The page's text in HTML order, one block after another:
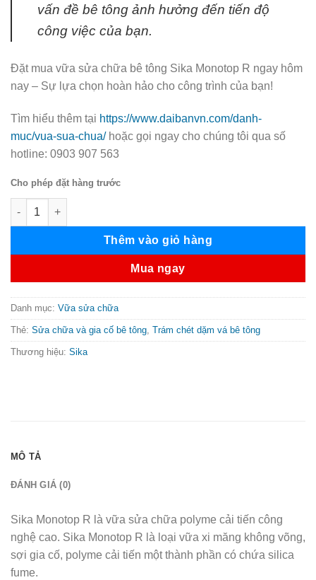
vấn đề bê tông ảnh hưởng đến tiến độ
công việc của bạn.
Đặt mua vữa sửa chữa bê tông Sika Monotop R ngay hôm
nay – Sự lựa chọn hoàn hảo cho công trình của bạn!
Tìm hiểu thêm tại https://www.daibanvn.com/danh-
muc/vua-sua-chua/hoặc gọi ngay cho chúng tôi qua số
hotline: 0903 907 563
Cho phép đặt hàng trước
Sika Monotop R - Vữa sửa chữa dặm vá số lượng
Thêm vào giỏ hàng
Mua ngay
Danh mục: Vữa sửa chữa
Thẻ: Sửa chữa và gia cố bê tông Trám chét dặm vá bê tông
Thương hiệu: Sika
MÔ TẢ
ĐÁNH GIÁ (0)
Sika Monotop R là vữa sửa chữa polyme cải tiến công
nghệ cao. Sika Monotop R là loại vữa xi măng không võng,
sợi gia cố, polyme cải tiến một thành phần có chứa silica
fume.